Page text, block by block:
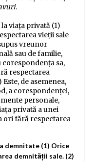
viaţa privată (1)
vieţii sale
vreunor
sau de familie,
sa,
respectarea
Este, de asemenea,
a corespondenţei,
personale,
privată a unei
ori fără respectarea
demnitate (1) Orice
demnităţii sale. (2)